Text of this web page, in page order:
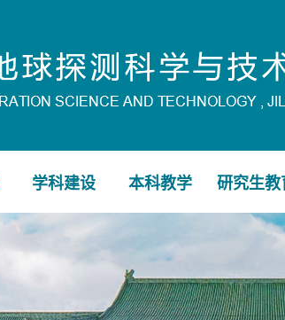
学科建设 本科教学 研究生教